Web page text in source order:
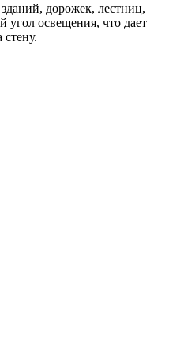
дорожек, лестниц,
освещения, что дает